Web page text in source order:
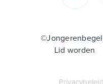
Lid worden